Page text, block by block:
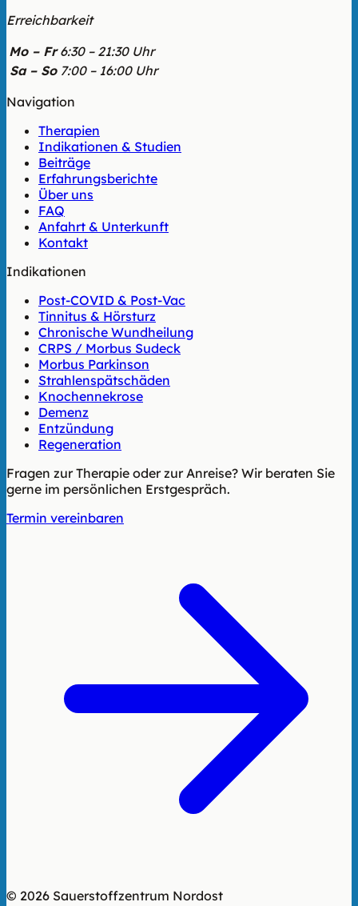
Erreichbarkeit
Mo – Fr 6:30 – 21:30 Uhr
Sa – So 7:00 – 16:00 Uhr
Navigation
Therapien
Indikationen & Studien
Beiträge
Erfahrungsberichte
Über uns
FAQ
Anfahrt & Unterkunft
Kontakt
Indikationen
Post-COVID & Post-Vac
Tinnitus & Hörsturz
Chronische Wundheilung
CRPS / Morbus Sudeck
Morbus Parkinson
Strahlenspätschäden
Knochennekrose
Demenz
Entzündung
Regeneration
Fragen zur Therapie oder zur Anreise? Wir beraten Sie
gerne im persönlichen Erstgespräch.
Termin vereinbaren
© 2026 Sauerstoffzentrum Nordost